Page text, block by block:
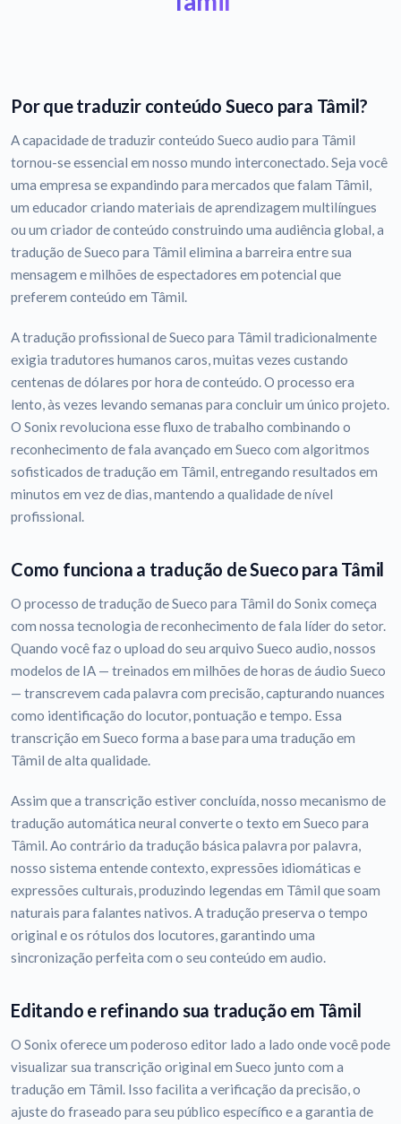
Por que traduzir conteúdo Sueco para Tâmil?
A capacidade de traduzir conteúdo Sueco audio para Tâmil
tornou-se essencial em nosso mundo interconectado. Seja você
uma empresa se expandindo para mercados que falam Tâmil,
um educador criando materiais de aprendizagem multilíngues
ou um criador de conteúdo construindo uma audiência global, a
tradução de Sueco para Tâmil elimina a barreira entre sua
mensagem e milhões de espectadores em potencial que
preferem conteúdo em Tâmil.
A tradução profissional de Sueco para Tâmil tradicionalmente
exigia tradutores humanos caros, muitas vezes custando
centenas de dólares por hora de conteúdo. O processo era
lento, às vezes levando semanas para concluir um único projeto.
O Sonix revoluciona esse fluxo de trabalho combinando o
reconhecimento de fala avançado em Sueco com algoritmos
sofisticados de tradução em Tâmil, entregando resultados em
minutos em vez de dias, mantendo a qualidade de nível
profissional.
Como funciona a tradução de Sueco para Tâmil
O processo de tradução de Sueco para Tâmil do Sonix começa
com nossa tecnologia de reconhecimento de fala líder do setor.
Quando você faz o upload do seu arquivo Sueco audio, nossos
modelos de IA — treinados em milhões de horas de áudio Sueco
— transcrevem cada palavra com precisão, capturando nuances
como identificação do locutor, pontuação e tempo. Essa
transcrição em Sueco forma a base para uma tradução em
Tâmil de alta qualidade.
Assim que a transcrição estiver concluída, nosso mecanismo de
tradução automática neural converte o texto em Sueco para
Tâmil. Ao contrário da tradução básica palavra por palavra,
nosso sistema entende contexto, expressões idiomáticas e
expressões culturais, produzindo legendas em Tâmil que soam
naturais para falantes nativos. A tradução preserva o tempo
original e os rótulos dos locutores, garantindo uma
sincronização perfeita com o seu conteúdo em audio.
Editando e refinando sua tradução em Tâmil
O Sonix oferece um poderoso editor lado a lado onde você pode
visualizar sua transcrição original em Sueco junto com a
tradução em Tâmil. Isso facilita a verificação da precisão, o
ajuste do fraseado para seu público específico e a garantia de